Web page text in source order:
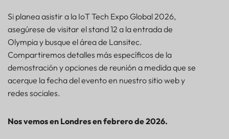
Si planea asistir a la IoT Tech Expo Global 2026,
asegúrese de visitar el stand 12 a la entrada de
Olympia y busque el área de Lansitec.
Compartiremos detalles más específicos de la
demostración y opciones de reunión a medida que se
acerque la fecha del evento en nuestro sitio web y
redes sociales.
Nos vemos en Londres en febrero de 2026.